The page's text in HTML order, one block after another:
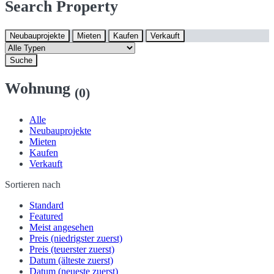
Search Property
Neubauprojekte Mieten Kaufen Verkauft
Suche
Wohnung (0)
Alle
Neubauprojekte
Mieten
Kaufen
Verkauft
Sortieren nach
Standard
Featured
Meist angesehen
Preis (niedrigster zuerst)
Preis (teuerster zuerst)
Datum (älteste zuerst)
Datum (neueste zuerst)